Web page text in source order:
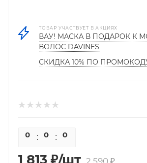
ТОВАР УЧАСТВУЕТ В АКЦИЯХ
ВАУ! МАСКА В ПОДАРОК К
ВОЛОС DAVINES
СКИДКА 10% ПО
0 0 0
1 813 ₽/шт 2 590₽